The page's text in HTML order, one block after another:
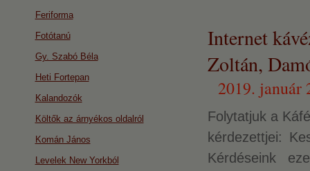
Internet
Zoltán,
2019. január
Folytatjuk a
kérdezettjei:
Kérdéseink
Feriforma
Fotótanú
Gy. Szabó Béla
Heti Fortepan
Kalandozók
Költők az árnyékos oldalról
Komán János
Levelek New Yorkból